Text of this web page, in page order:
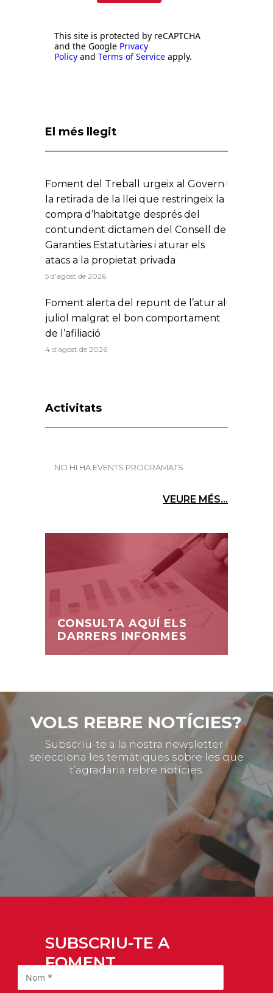
This site is protected by reCAPTCHA
and the Google Privacy
Policy and Terms of Service apply.
El més llegit
Foment del Treball urgeix al Govern
la retirada de la llei que restringeix la
compra d’habitatge després del
contundent dictamen del Consell de
Garanties Estatutàries i aturar els
atacs a la propietat privada
5 d'agost de 2026
Foment alerta del repunt de l’atur al
juliol malgrat el bon comportament
de l’afiliació
4 d'agost de 2026
Activitats
NO HI HA EVENTS PROGRAMATS
VEURE MÉS...
CONSULTA AQUÍ ELS
DARRERS INFORMES
VOLS REBRE NOTÍCIES?
Subscriu-te a la nostra newsletter i
selecciona les temàtiques sobre les que
t’agradaria rebre notícies.
SUBSCRIU-TE A
FOMENT